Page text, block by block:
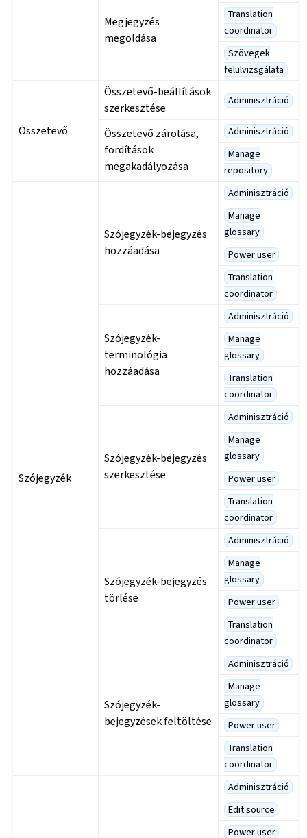
Megjegyzés
megoldása
Translation
coordinator
Szövegek
felülvizsgálata
Összetevő
Összetevő-beállítások
szerkesztése
Adminisztráció
Összetevő zárolása,
fordítások
megakadályozása
Adminisztráció
Manage
repository
Szójegyzék
Szójegyzék-bejegyzés
hozzáadása
Adminisztráció
Manage
glossary
Power user
Translation
coordinator
Szójegyzék-
terminológia
hozzáadása
Adminisztráció
Manage
glossary
Translation
coordinator
Szójegyzék-bejegyzés
szerkesztése
Adminisztráció
Manage
glossary
Power user
Translation
coordinator
Szójegyzék-bejegyzés
törlése
Adminisztráció
Manage
glossary
Power user
Translation
coordinator
Szójegyzék-
bejegyzések feltöltése
Adminisztráció
Manage
glossary
Power user
Translation
coordinator
Adminisztráció
Edit source
Power user